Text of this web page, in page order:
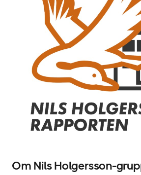
Om Nils Holgersson-